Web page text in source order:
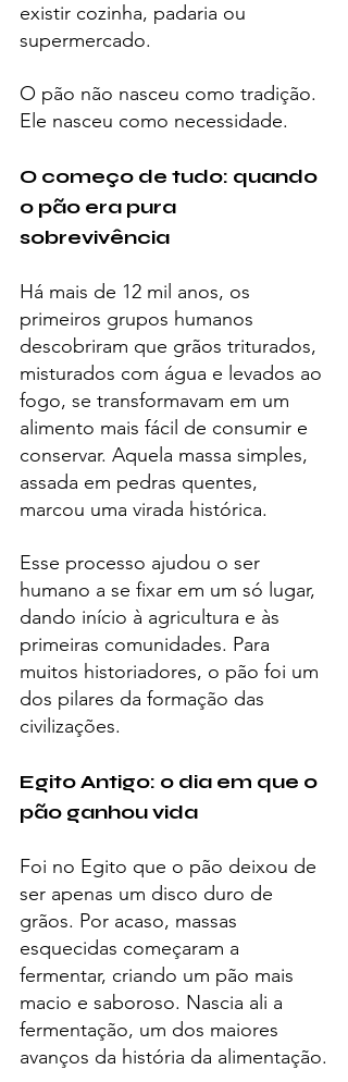
existir cozinha, padaria ou
supermercado.
O pão não nasceu como tradição.
Ele nasceu como necessidade.
O começo de tudo: quando
o pão era pura
sobrevivência
Há mais de 12 mil anos, os
primeiros grupos humanos
descobriram que grãos triturados,
misturados com água e levados ao
fogo, se transformavam em um
alimento mais fácil de consumir e
conservar. Aquela massa simples,
assada em pedras quentes,
marcou uma virada histórica.
Esse processo ajudou o ser
humano a se fixar em um só lugar,
dando início à agricultura e às
primeiras comunidades. Para
muitos historiadores, o pão foi um
dos pilares da formação das
civilizações.
Egito Antigo: o dia em que o
pão ganhou vida
Foi no Egito que o pão deixou de
ser apenas um disco duro de
grãos. Por acaso, massas
esquecidas começaram a
fermentar, criando um pão mais
macio e saboroso. Nascia ali a
fermentação, um dos maiores
avanços da história da alimentação.